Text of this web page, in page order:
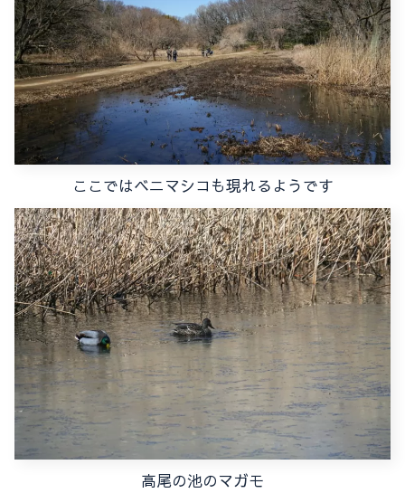
ここではベニマシコも現れるようです
高尾の池のマガモ